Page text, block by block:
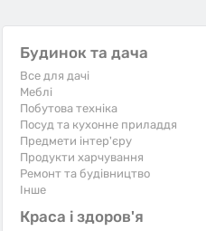
Будинок та дача
Все для дачі
Меблі
Побутова техніка
Посуд та кухонне приладдя
Предмети інтер'єру
Продукти харчування
Ремонт та будівництво
Iнше
Краса і здоров'я